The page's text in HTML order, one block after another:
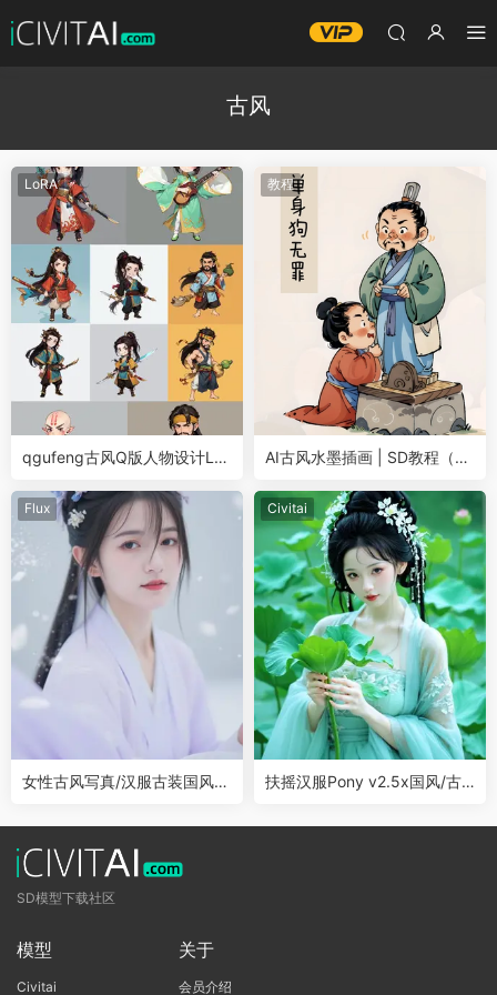
古风
LoRA
qgufeng古风Q版人物设计Lo
教程
AI古风水墨插画 | SD教程（瞎
Flux
女性古风写真/汉服古装国风服
Civitai
扶摇汉服Pony v2.5x国风/古
SD模型下载社区
模型
Civitai
关于
会员介绍